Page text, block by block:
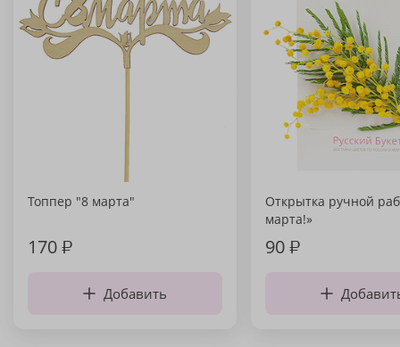
Топпер "8 марта"
170₽
Добавить
Открытка ручной
марта!»
90₽